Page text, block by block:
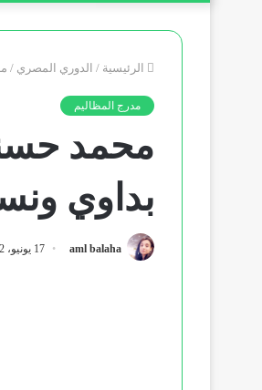
الرئيسية / الدوري المصري /
مدرج المظاليم
محمد
بداوي
aml balaha 17 يونيو، 2022